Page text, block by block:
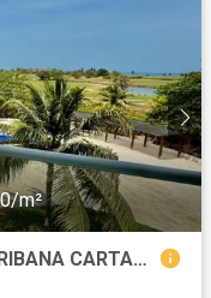
m²
APARTAMENTO 2 ALCOBAS - KARIBANA CARTAGENA, GOLF BEACH